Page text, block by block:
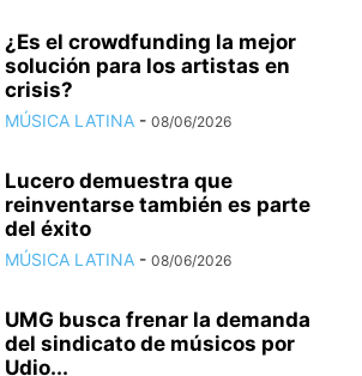
¿Es el crowdfunding la mejor
solución para los artistas en
crisis?
MÚSICA LATINA - 08/06/2026
Lucero demuestra que
reinventarse también es parte
del éxito
MÚSICA LATINA - 08/06/2026
UMG busca frenar la demanda
del sindicato de músicos por
Udio...